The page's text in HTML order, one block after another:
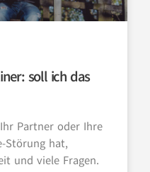
soll ich das
Partner oder Ihre
Störung hat,
und viele Fragen.